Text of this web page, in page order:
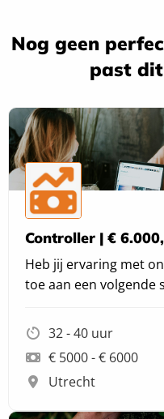
KoningsKonings
Nog geen
past
Controller | €
Heb jij ervaring met
toe aan een volgende
32 - 40 uur
€ 5000 - € 6000
Utrecht